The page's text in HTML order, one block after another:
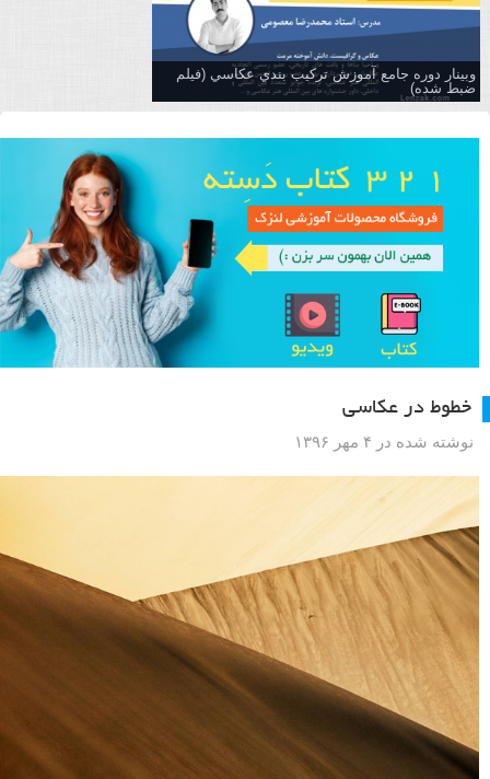
وبینار دوره جامع آموزش تركيب بندي عكاسي (فیلم
ضبط شده)
خطوط در عکاسی
نوشته شده در ۴ مهر ۱۳۹۶